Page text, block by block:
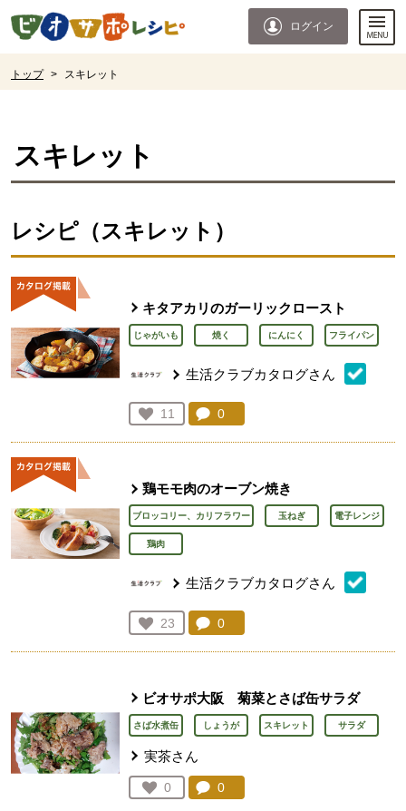
ページの先頭です。
ログイン
トップ > スキレット
スキレット
レシピ（スキレット）
キタアカリのガーリックロースト
じゃがいも 焼く にんにく フライパン
生活クラブカタログさん
お気に入り登録：
11
人が登録
コメント：
0
鶏モモ肉のオーブン焼き
ブロッコリー、カリフラワー 玉ねぎ 電子レンジ
鶏肉
生活クラブカタログさん
お気に入り登録：
23
人が登録
コメント：
0
ビオサポ大阪 菊菜とさば缶サラダ
さば水煮缶 しょうが スキレット サラダ
実茶さん
お気に入り登録：
0
人が登録
コメント：
0